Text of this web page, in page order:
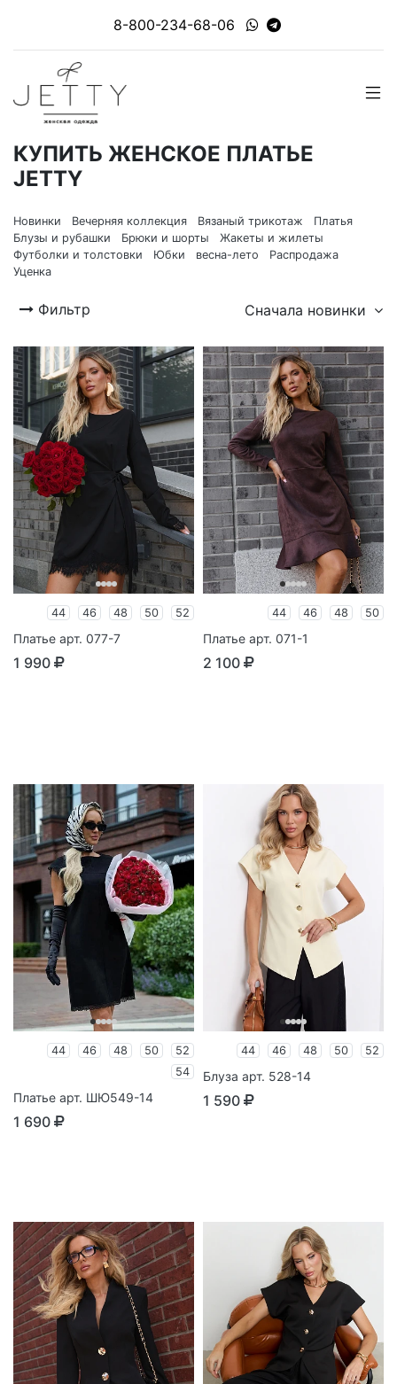
8-800-234-68-06
КУПИТЬ ЖЕНСКОЕ ПЛАТЬЕ
JETTY
Новинки Вечерняя коллекция Вязаный трикотаж
Платья
Блузы и рубашки
Брюки и шорты
Жакеты и жилеты
Футболки и толстовки
Юбки весна-лето
Распродажа
Уценка
Фильтр Сначала новинки
44 46 48 50 52
Платье арт. 077-7
1 990
44 46 48 50
Платье арт. 071-1
2 100
44 46 48 50
52
54
Платье арт. ШЮ549-14
1 690
44 46 48 50 52
Блуза арт. 528-14
1 590